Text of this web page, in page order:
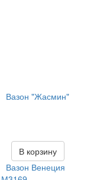
Вазон "Жасмин"
В корзину
Вазон Венеция